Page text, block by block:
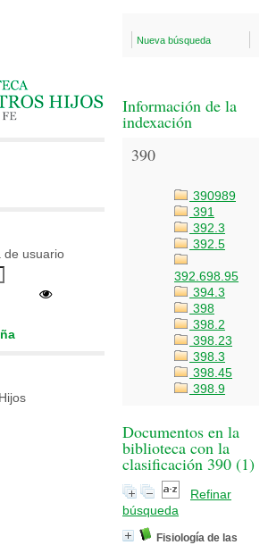
Nueva búsqueda
Información de la
indexación
390
390989
391
392.3
392.5
392.698.95
394.3
398
398.2
398.23
398.3
398.45
398.9
Documentos en la
biblioteca con la
clasificación 390 (1)
Refinar
búsqueda
Fisiología de las
de usuario